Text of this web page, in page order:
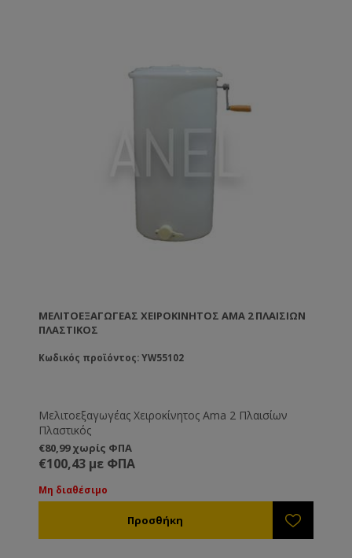
ΜΕΛΙΤΟΕΞΑΓΩΓΈΑΣ ΧΕΙΡΟΚΊΝΗΤΟΣ AMA 2 ΠΛΑΙΣΊΩΝ
ΠΛΑΣΤΙΚΌΣ
Κωδικός προϊόντος: YW55102
Μελιτοεξαγωγέας Χειροκίνητος Ama 2 Πλαισίων
Πλαστικός
€80,99 χωρίς ΦΠΑ
€100,43 με ΦΠΑ
Μη διαθέσιμο